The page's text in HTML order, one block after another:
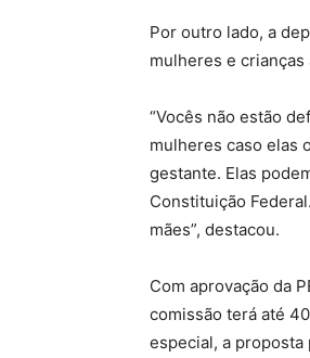
Por outro lado, a
mulheres e
“Vocês não estão
mulheres caso elas
gestante. Elas
Constituição
mães”, destacou.
Com aprovação da
comissão terá até
especial, a proposta